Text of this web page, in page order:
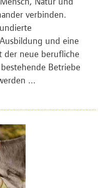
verbinden.
und eine
der neue berufliche
Betriebe
...